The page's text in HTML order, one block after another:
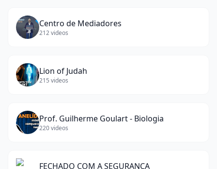
Centro de Mediadores
212videos
Lion of Judah
215 videos
Prof. Guilherme Goulart - Biologia
220videos
FECHADO COM A SEGURANÇA